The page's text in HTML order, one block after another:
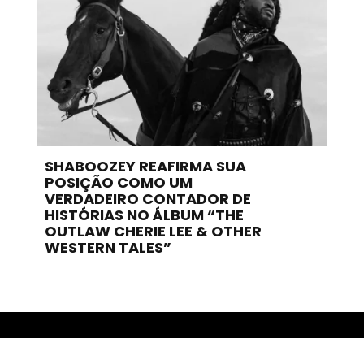
SHABOOZEY REAFIRMA SUA
POSIÇÃO COMO UM
VERDADEIRO CONTADOR DE
HISTÓRIAS NO ÁLBUM “THE
OUTLAW CHERIE LEE & OTHER
WESTERN TALES”